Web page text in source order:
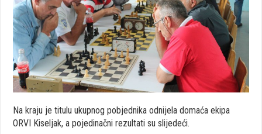
Na kraju je titulu ukupnog pobjednika odnijela domaća ekipa
ORVI Kiseljak, a pojedinačni rezultati su slijedeći.